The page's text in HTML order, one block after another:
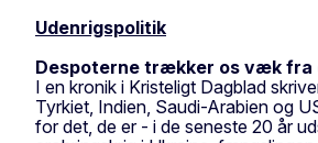
Udenrigspolitik
Despoterne trækker os væk fra
I en kronik i Kristeligt Dagblad
Tyrkiet, Indien, Saudi-Arabien og
for det, de er - i de seneste 20 år